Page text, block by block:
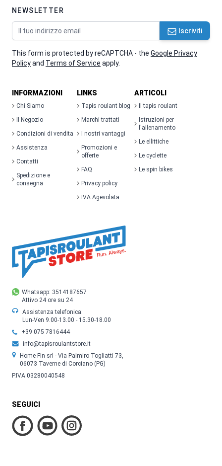
Whatsapp: 3514187657
Attivo 24 ore su 24
Assistenza telefonica:
Lun-Ven 9.00-13.00 - 15.30-18.00
+39 075 7816444
info@tapisroulantstore.it
Home Fin srl - Via Palmiro Togliatti 73,
06073 Taverne di Corciano (PG)
P.IVA 03280040548
SEGUICI
NEWSLETTER
Indirizzo email Iscriviti
This form is protected by reCAPTCHA - the Google Privacy
Policyand Terms of Service apply.
INFORMAZIONI
Chi Siamo
Il Negozio
Condizioni di vendita
Assistenza
Contatti
Spedizione e
consegna
LINKS
Tapis roulant blog
Marchi trattati
I nostri vantaggi
Promozioni e
offerte
FAQ
Privacy policy
IVA Agevolata
ARTICOLI
Il tapis roulant
Istruzioni per
l'allenamento
Le ellittiche
Le cyclette
Le spin bikes